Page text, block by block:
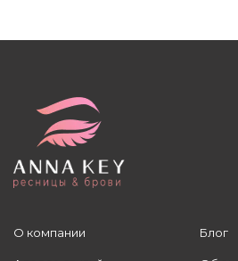
О компании Блог